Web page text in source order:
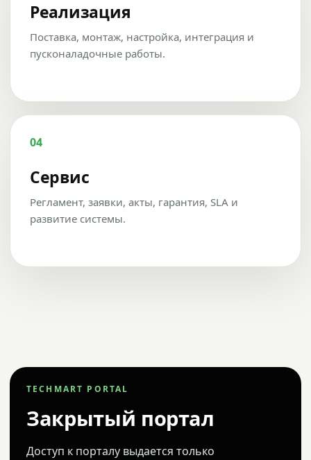
Реализация
Поставка, монтаж, настройка, интеграция и
пусконаладочные работы.
04
Сервис
Регламент, заявки, акты, гарантия, SLA и
развитие системы.
TECHMART PORTAL
Закрытый портал
Доступ к порталу выдается только